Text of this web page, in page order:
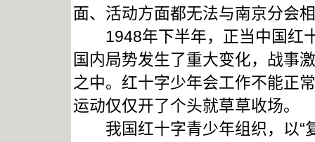
面、活动方面都无法与南京分会
1948年下半年，正当中国红十
国内局势发生了重大变化，战事
之中。红十字少年会工作不能正
运动仅仅开了个头就草草收场。
我国红十字青少年组织，以“